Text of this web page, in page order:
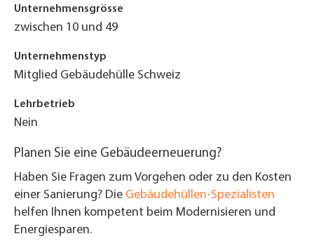
Unternehmensgrösse
zwischen 10 und 49
Unternehmenstyp
Mitglied Gebäudehülle Schweiz
Lehrbetrieb
Nein
Planen Sie eine Gebäudeerneuerung?
Haben Sie Fragen zum Vorgehen oder zu den Kosten
einer Sanierung? Die Gebäudehüllen-Spezialisten
helfen Ihnen kompetent beim Modernisieren und
Energiesparen.